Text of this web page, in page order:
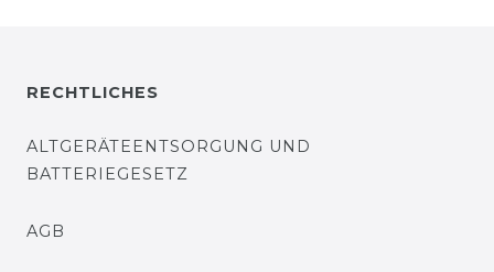
RECHTLICHES
ALTGERÄTEENTSORGUNG UND
BATTERIEGESETZ
AGB